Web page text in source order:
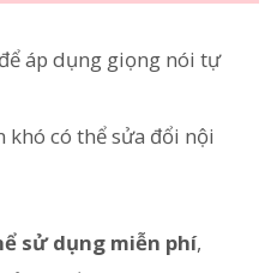
áp dụng giọng nói tự
khó có thể sửa đổi nội
sử dụng miễn phí,